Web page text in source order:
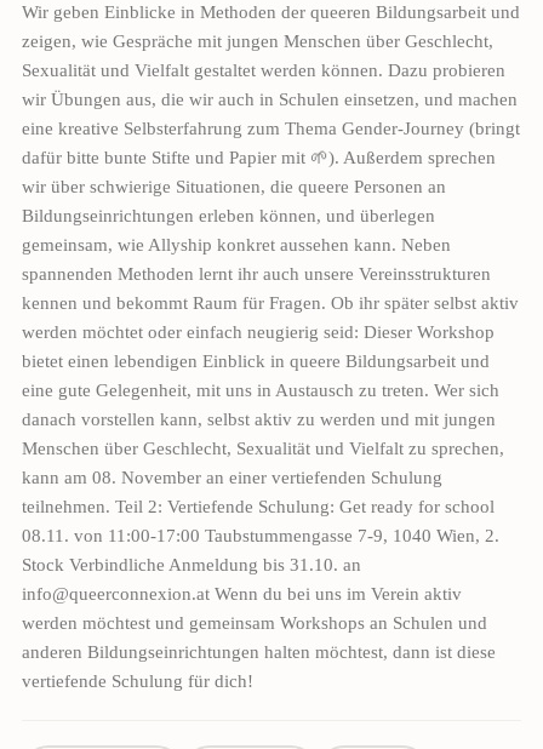
Wir geben Einblicke in Methoden der queeren Bildungsarbeit und
zeigen, wie Gespräche mit jungen Menschen über Geschlecht,
Sexualität und Vielfalt gestaltet werden können. Dazu probieren
wir Übungen aus, die wir auch in Schulen einsetzen, und machen
eine kreative Selbsterfahrung zum Thema Gender-Journey (bringt
dafür bitte bunte Stifte und Papier mit 🌱). Außerdem sprechen
wir über schwierige Situationen, die queere Personen an
Bildungseinrichtungen erleben können, und überlegen
gemeinsam, wie Allyship konkret aussehen kann. Neben
spannenden Methoden lernt ihr auch unsere Vereinsstrukturen
kennen und bekommt Raum für Fragen. Ob ihr später selbst aktiv
werden möchtet oder einfach neugierig seid: Dieser Workshop
bietet einen lebendigen Einblick in queere Bildungsarbeit und
eine gute Gelegenheit, mit uns in Austausch zu treten. Wer sich
danach vorstellen kann, selbst aktiv zu werden und mit jungen
Menschen über Geschlecht, Sexualität und Vielfalt zu sprechen,
kann am 08. November an einer vertiefenden Schulung
teilnehmen. Teil 2: Vertiefende Schulung: Get ready for school
08.11. von 11:00-17:00 Taubstummengasse 7-9, 1040 Wien, 2.
Stock Verbindliche Anmeldung bis 31.10. an
info@queerconnexion.at Wenn du bei uns im Verein aktiv
werden möchtest und gemeinsam Workshops an Schulen und
anderen Bildungseinrichtungen halten möchtest, dann ist diese
vertiefende Schulung für dich!